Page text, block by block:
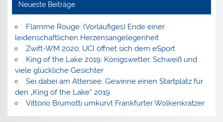
Neueste Beiträge
Flamme Rouge: (Vorläufiges) Ende einer
leidenschaftlichen Herzensangelegenheit
Zwift-WM 2020: UCI öffnet sich dem eSport
King of the Lake 2019: Königswetter, Schweiß und
viele glückliche Gesichter
Sei dabei am Attersee: Gewinne einen Startplatz für
den „King of the Lake“ 2019
Vittorio Brumotti umkurvt Frankfurter Wolkenkratzer